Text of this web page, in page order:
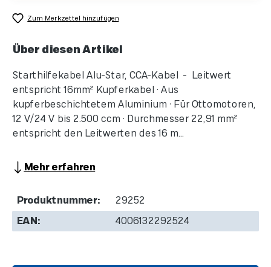
Zum Merkzettel hinzufügen
Über diesen Artikel
Starthilfekabel Alu-Star, CCA-Kabel - Leitwert
entspricht 16mm² Kupferkabel • Aus
kupferbeschichtetem Aluminium • Für Ottomotoren,
12 V/24 V bis 2.500 ccm • Durchmesser 22,91 mm²
entspricht den Leitwerten des 16 m...
Mehr erfahren
Produktnummer: 29252
EAN: 4006132292524